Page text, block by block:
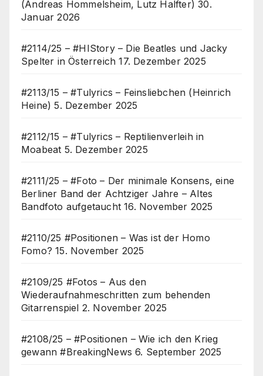
(Andreas Hommelsheim, Lutz Halfter) 30.
Januar 2026
#2114/25 – #HIStory – Die Beatles und Jacky
Spelter in Österreich 17. Dezember 2025
#2113/15 – #Tulyrics – Feinsliebchen (Heinrich
Heine) 5. Dezember 2025
#2112/15 – #Tulyrics – Reptilienverleih in
Moabeat 5. Dezember 2025
#2111/25 – #Foto – Der minimale Konsens, eine
Berliner Band der Achtziger Jahre – Altes
Bandfoto aufgetaucht 16. November 2025
#2110/25 #Positionen – Was ist der Homo
Fomo? 15. November 2025
#2109/25 #Fotos – Aus den
Wiederaufnahmeschritten zum behenden
Gitarrenspiel 2. November 2025
#2108/25 – #Positionen – Wie ich den Krieg
gewann #BreakingNews 6. September 2025